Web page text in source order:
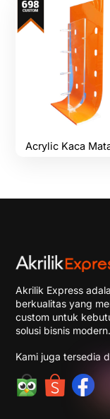
Acrylic Kaca
Akrilik Express
berkualitas yang
custom untuk
solusi bisnis modern.
Kami juga tersedia